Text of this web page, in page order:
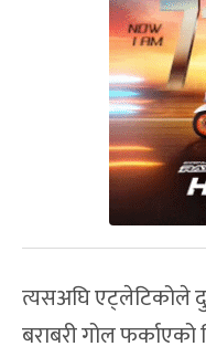
त्यसअघि एट्लेटिकोले
बराबरी गोल फर्काएको